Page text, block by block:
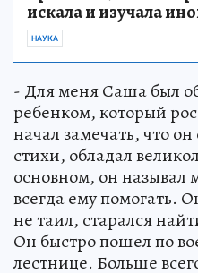
искала и изучала
НАУКА
- Для меня Саша был
ребенком, который
начал замечать, что
стихи, обладал
основном, он называл
всегда ему помогать.
не таил, старался
Он быстро пошел по
лестнице. Больше